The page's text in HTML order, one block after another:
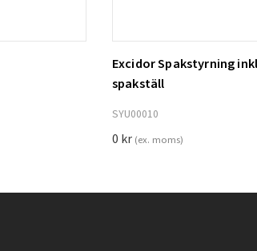
Lägg till i
Excidor Spakstyrning
spakställ
SYU00010
0 kr (ex. moms)